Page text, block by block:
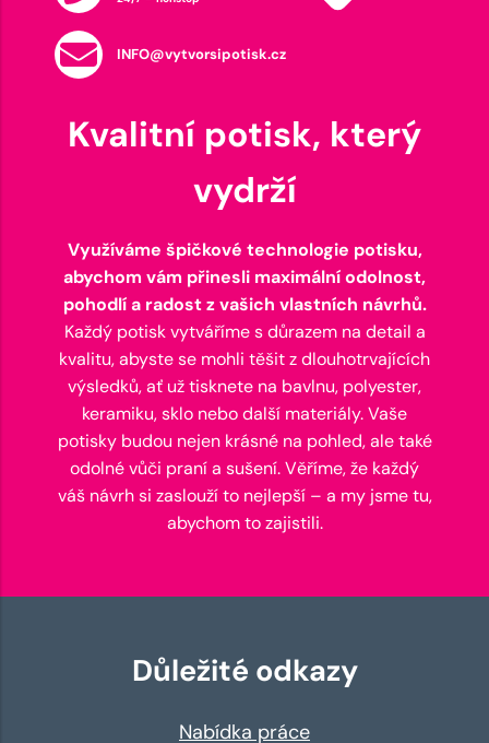
INFO@vytvorsipotisk.cz
Kvalitní potisk, který
vydrží
Využíváme špičkové technologie potisku,
abychom vám přinesli maximální odolnost,
pohodlí a radost z vašich vlastních návrhů.
Každý potisk vytváříme s důrazem na detail a
kvalitu, abyste se mohli těšit z dlouhotrvajících
výsledků, ať už tisknete na bavlnu, polyester,
keramiku, sklo nebo další materiály. Vaše
potisky budou nejen krásné na pohled, ale také
odolné vůči praní a sušení. Věříme, že každý
váš návrh si zaslouží to nejlepší – a my jsme tu,
abychom to zajistili.
Důležité odkazy
Nabídka práce